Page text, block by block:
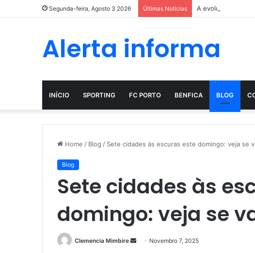
Segunda-feira, Agosto 3 2026 Últimas Notícias A evolução
Alerta informa
INÍCIO SPORTING FC PORTO BENFICA BLOG
Home / Blog / Sete cidades às escuras este domingo: veja se
Blog
Sete cidades às
domingo: veja se
Clemencia Mimbire
Send Novembro 7, 2025